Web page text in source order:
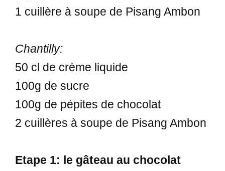
1 cuillère à soupe de Pisang Ambon
Chantilly:
50 cl de crème liquide
100g de sucre
100g de pépites de chocolat
2 cuillères à soupe de Pisang Ambon
Etape 1: le gâteau au chocolat